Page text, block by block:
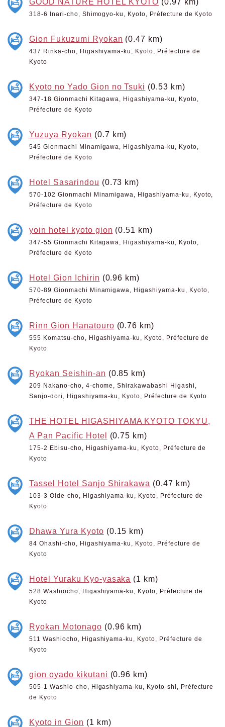
318-6 Inari-cho, Shimogyo-ku, Kyoto, Préfecture de Kyoto
Gion Fukuzumi Ryokan (0.47 km)
437 Rinka-cho, Higashiyama-ku, Kyoto, Préfecture de
Kyoto
Kyoto no Yado Gion no Tsuki (0.53 km)
347-18 Gionmachi Kitagawa, Higashiyama-ku, Kyoto,
Préfecture de Kyoto
Yuzuya Ryokan (0.7 km)
545 Gionmachi Minamigawa, Higashiyama-ku, Kyoto,
Préfecture de Kyoto
Hotel Sasarindou (0.73 km)
570-102 Gionmachi Minamigawa, Higashiyama-ku, Kyoto,
Préfecture de Kyoto
yoin hotel kyoto gion (0.51 km)
347-55 Gionmachi Kitagawa, Higashiyama-ku, Kyoto,
Préfecture de Kyoto
Hotel Gion Ichirin (0.96 km)
570-89 Gionmachi Minamigawa, Higashiyama-ku, Kyoto,
Préfecture de Kyoto
Rinn Gion Hanatouro (0.76 km)
555 Komatsu-cho, Higashiyama-ku, Kyoto, Préfecture de
Kyoto
Ryokan Seishin-an (0.85 km)
209 Nakano-cho, 4-chome, Shirakawabashi Higashi,
Sanjo-dori, Higashiyama-ku, Kyoto, Préfecture de Kyoto
THE HOTEL HIGASHIYAMA KYOTO TOKYU,
A Pan Pacific Hotel (0.75 km)
175-2 Ebisu-cho, Higashiyama-ku, Kyoto, Préfecture de
Kyoto
Tassel Hotel Sanjo Shirakawa (0.47 km)
103-3 Oide-cho, Higashiyama-ku, Kyoto, Préfecture de
Kyoto
Dhawa Yura Kyoto (0.15 km)
84 Ohashi-cho, Higashiyama-ku, Kyoto, Préfecture de
Kyoto
Hotel Yuraku Kyo-yasaka (1 km)
528 Washiocho, Higashiyama-ku, Kyoto, Préfecture de
Kyoto
Ryokan Motonago (0.96 km)
511 Washiocho, Higashiyama-ku, Kyoto, Préfecture de
Kyoto
gion oyado kikutani (0.96 km)
505-1 Washio-cho, Higashiyama-ku, Kyoto-shi, Préfecture
de Kyoto
Kyoto in Gion (1 km)